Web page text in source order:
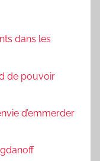
dans les
de pouvoir
d’emmerder